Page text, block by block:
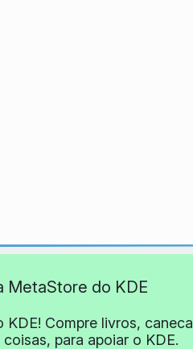
MetaStore do KDE
Compre livros,
para apoiar o KDE.